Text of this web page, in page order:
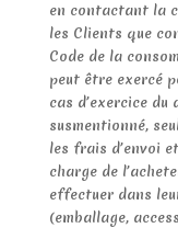
en contactant la
les Clients que
Code de la
peut être exercé
cas d’exercice
susmentionné,
les frais d’envoi
charge de
effectuer dans
(emballage,